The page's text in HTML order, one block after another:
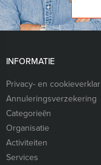
INFORMATIE
Privacy- en
Annuleringsverzekering
Categorieēn
Organisatie
Activiteiten
Services